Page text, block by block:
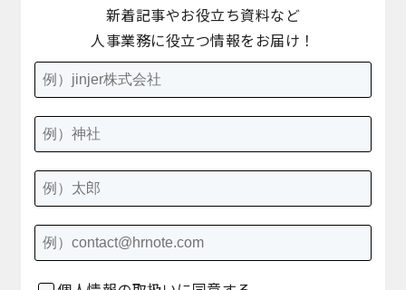
新着記事やお役立ち資料など
人事業務に役立つ情報をお届け！